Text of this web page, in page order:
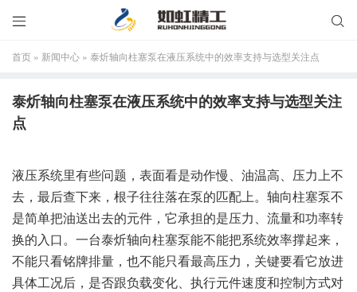


首页 » 新闻中心 » 泰炘轴向柱塞泵在液压系统中的效率支持与选型关注点
泰炘轴向柱塞泵在液压系统中的效率支持与选型关注
点
液压系统里有些问题，表面看是动作慢、油温高、压力上不
去，最后查下来，根子往往落在泵的匹配上。轴向柱塞泵不
是简单把油送出去的元件，它承担的是压力、流量和功率转
换的入口。一台泰炘轴向柱塞泵能不能把系统效率撑起来，
不能只看铭牌排量，也不能只看最高压力，关键要看它放进
具体工况后，是否跟负载变化、执行元件速度和控制方式对